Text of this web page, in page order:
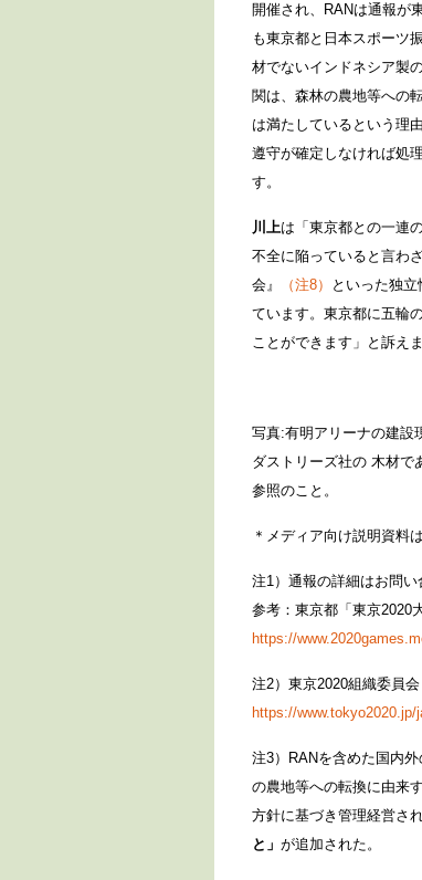
開催され、RANは通報が
も東京都と日本スポーツ
材でないインドネシア製
関は、森林の農地等への
は満たしているという理
遵守が確定しなければ処
す。
川上は「東京都との一連
不全に陥っていると言わ
会』
（注8）
といった独
ています。東京都に五輪
ことができます」と訴えま
写真:有明アリーナの建設
ダストリーズ社の 木材で
参照のこと。
＊メディア向け説明資料は
注1）通報の詳細はお問い
参考：東京都「東京2020
https://
注2）東京2020組織委員
https://
注3）RANを含めた国内
の農地等への転換に由来
方針に基づき管理経営さ
と」 が追加された。